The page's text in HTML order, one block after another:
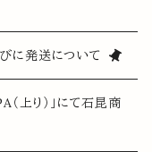
に発送について
上り）」にて石昆商